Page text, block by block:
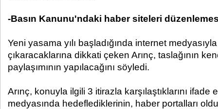
-Basın Kanunu'ndaki haber siteleri
Yeni yasama yılı başladığında internet
çıkaracaklarına dikkati çeken Arınç, taslağının
paylaşımının yapılacağını söyledi.
Arınç, konuyla ilgili 3 itirazla karşılaştıklarını ifade
medyasında hedeflediklerinin, haber portalları